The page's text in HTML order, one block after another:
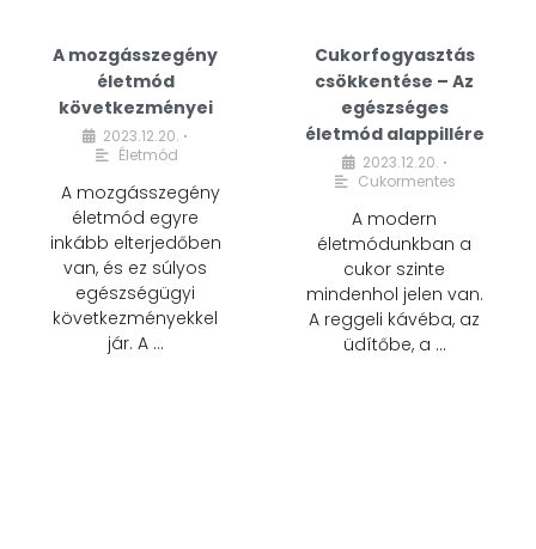
A mozgásszegény
életmód
következményei
2023.12.20. •
Életmód
A mozgásszegény
életmód egyre
inkább elterjedőben
van, és ez súlyos
egészségügyi
következményekkel
jár. A …
Cukorfogyasztás
csökkentése – Az
egészséges
életmód alappillére
2023.12.20. •
Cukormentes
A modern
életmódunkban a
cukor szinte
mindenhol jelen van.
A reggeli kávéba, az
üdítőbe, a …